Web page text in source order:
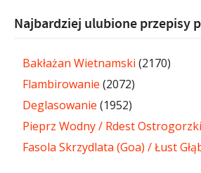
Najbardziej ulubione przepisy
Bakłażan Wietnamski (2170)
Flambirowanie (2072)
Deglasowanie (1952)
Pieprz Wodny / Rdest Ostrogorzki
Fasola Skrzydlata (Goa) / Łust